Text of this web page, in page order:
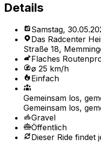
Details
Samstag,
Das Radcenter
Straße 18,
Flaches
ø 25 km/h
Einfach
Gemeinsam los,
Gemeinsam los,
Gravel
Öffentlich
Dieser Ride findet